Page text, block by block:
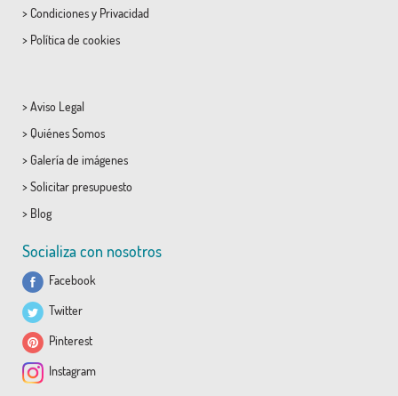
> Condicionesy Privacidad
> Política de cookies
> Aviso Legal
> Quiénes Somos
> Galería de imágenes
> Solicitar presupuesto
> Blog
Socializa con nosotros
Facebook
Twitter
Pinterest
Instagram